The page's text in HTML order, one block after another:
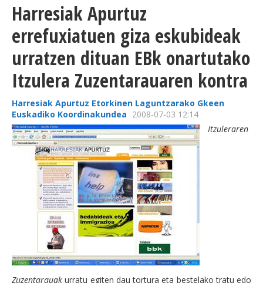
Harresiak Apurtuz
errefuxiatuen giza eskubideak
urratzen dituan EBk onartutako
Itzulera Zuzentarauaren kontra
Harresiak Apurtuz Etorkinen Laguntzarako Gkeen
Euskadiko Koordinakundea 2008-07-03 12:14
Itzuleraren
Zuzentarauakurratu egiten dau tortura eta bestelako tratu edo